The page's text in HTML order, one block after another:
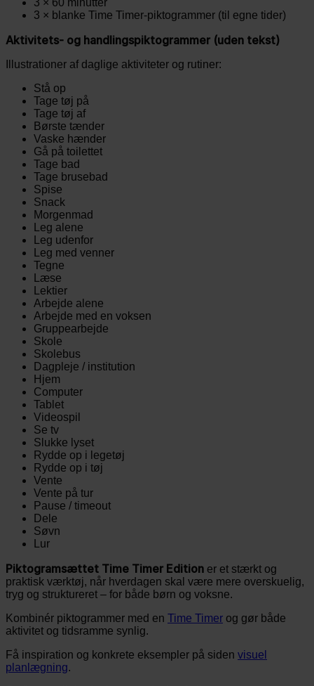
3 × 60 minutter
3 × blanke Time Timer-piktogrammer (til egne tider)
Aktivitets- og handlingspiktogrammer (uden tekst)
Illustrationer af daglige aktiviteter og rutiner:
Stå op
Tage tøj på
Tage tøj af
Børste tænder
Vaske hænder
Gå på toilettet
Tage bad
Tage brusebad
Spise
Snack
Morgenmad
Leg alene
Leg udenfor
Leg med venner
Tegne
Læse
Lektier
Arbejde alene
Arbejde med en voksen
Gruppearbejde
Skole
Skolebus
Dagpleje / institution
Hjem
Computer
Tablet
Videospil
Se tv
Slukke lyset
Rydde op i legetøj
Rydde op i tøj
Vente
Vente på tur
Pause / timeout
Dele
Søvn
Lur
Piktogramsættet Time Timer Edition er et stærkt og
praktisk værktøj, når hverdagen skal være mere overskuelig,
tryg og struktureret – for både børn og voksne.
Kombinér piktogrammer med en Time Timer og gør både
aktivitet og tidsramme synlig.
Få inspiration og konkrete eksempler på siden visuel
planlægning.